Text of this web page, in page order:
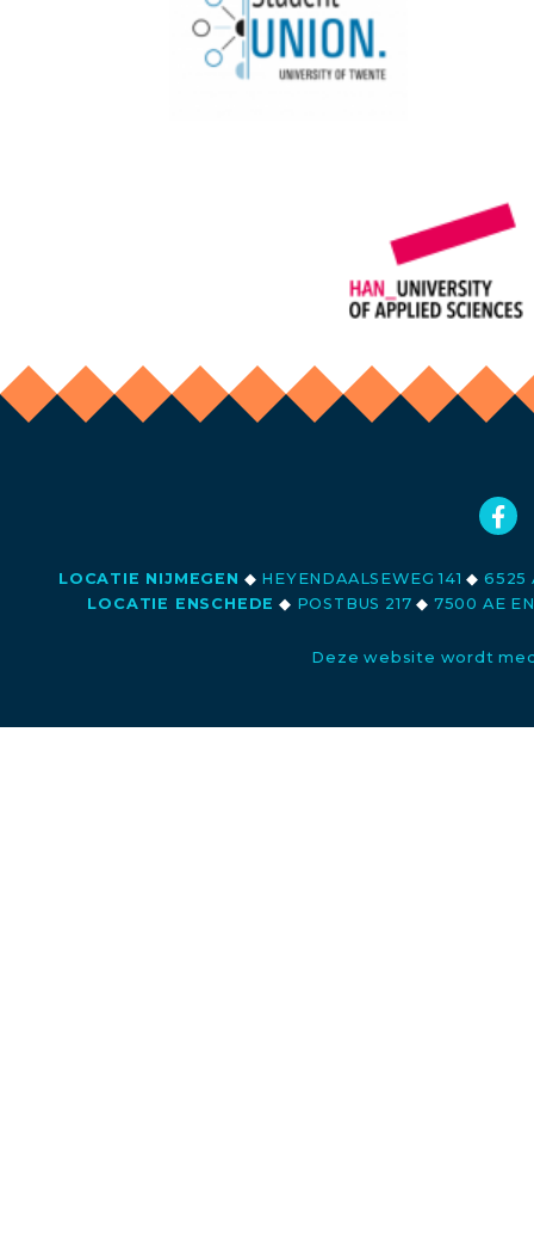
LOCATIE NIJMEGEN ◆ HEYENDAALSEWEG 141◆ 6525
LOCATIE ENSCHEDE ◆ POSTBUS 217◆ 7500 AE
Deze website wordt